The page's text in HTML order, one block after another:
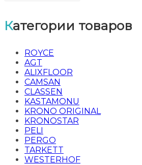
Категории товаров
ROYCE
AGT
ALIXFLOOR
CAMSAN
CLASSEN
KASTAMONU
KRONO ORIGINAL
KRONOSTAR
PELI
PERGO
TARKETT
WESTERHOF